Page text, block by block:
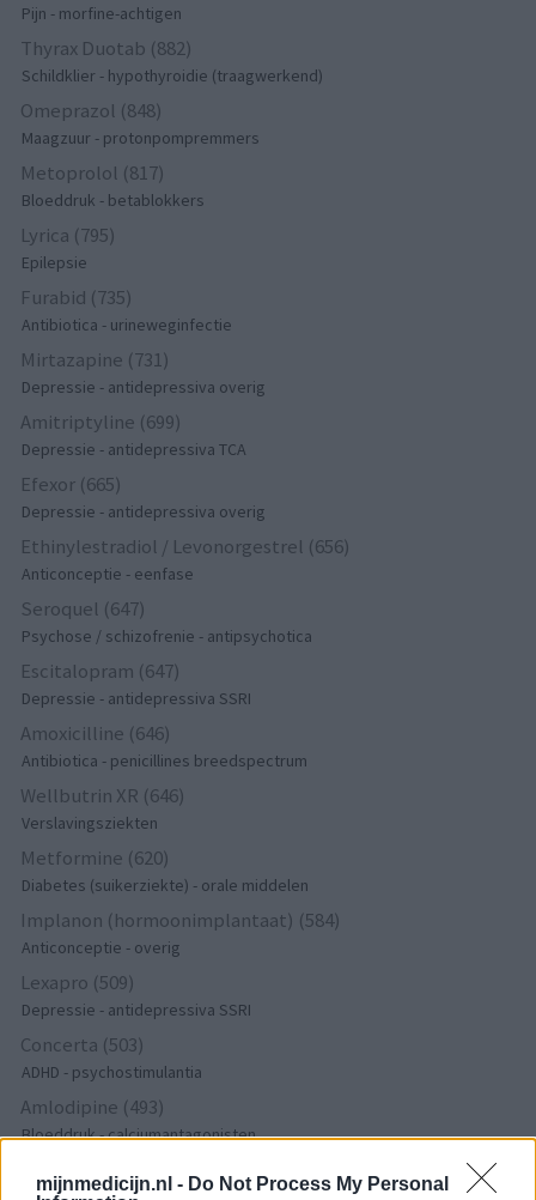
mijnmedicijn.nl - Do Not Process My Personal
Pijn - morfine-achtigen
Thyrax Duotab (882)
Schildklier - hypothyroidie (traagwerkend)
Omeprazol (848)
Maagzuur - protonpompremmers
Metoprolol (817)
Bloeddruk - betablokkers
Lyrica (795)
Epilepsie
Furabid (735)
Antibiotica - urineweginfectie
Mirtazapine (731)
Depressie - antidepressiva overig
Amitriptyline (699)
Depressie - antidepressiva TCA
Efexor (665)
Depressie - antidepressiva overig
Ethinylestradiol / Levonorgestrel (656)
Anticonceptie - eenfase
Seroquel (647)
Psychose / schizofrenie - antipsychotica
Escitalopram (647)
Depressie - antidepressiva SSRI
Amoxicilline (646)
Antibiotica - penicillines breedspectrum
Wellbutrin XR (646)
Verslavingsziekten
Metformine (620)
Diabetes (suikerziekte) - orale middelen
Implanon (hormoonimplantaat) (584)
Anticonceptie - overig
Lexapro (509)
Depressie - antidepressiva SSRI
Concerta (503)
ADHD - psychostimulantia
Amlodipine (493)
Bloeddruk - calciumantagonisten